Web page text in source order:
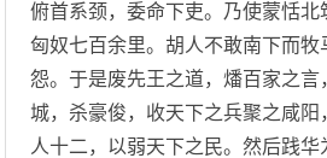
俯首系颈，委命下吏。乃使蒙恬北
匈奴七百余里。胡人不敢南下而牧
怨。于是废先王之道，燔百家之言
城，杀豪俊，收天下之兵聚之咸
人十二，以弱天下之民。然后践